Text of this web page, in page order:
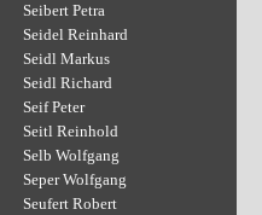
Seibert Petra
Seidel Reinhard
Seidl Markus
Seidl Richard
Seif Peter
Seitl Reinhold
Selb Wolfgang
Seper Wolfgang
Seufert Robert